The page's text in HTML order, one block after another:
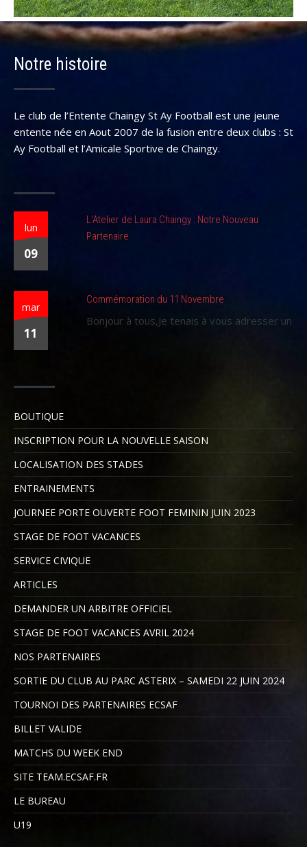
Notre histoire
Le club de l’Entente Chaingy St Ay Football est une jeune
entente née en Aout 2007 de la fusion entre deux clubs : St
Ay Football et l’Amicale Sportive de Chaingy.
lun
09
L’Atelier de Laura Chaingy : Notre Nouveau
Partenaire
mar
11
Commémoration du 11 Novembre
Bonjour à tous,Je tenais à vous adresser un
BOUTIQUE
INSCRIPTION POUR LA NOUVELLE SAISON
LOCALISATION DES STADES
ENTRAINEMENTS
JOURNEE PORTE OUVERTE FOOT FEMININ JUIN 2023
STAGE DE FOOT VACANCES
SERVICE CIVIQUE
ARTICLES
DEMANDER UN ARBITRE OFFICIEL
STAGE DE FOOT VACANCES AVRIL 2024
NOS PARTENAIRES
SORTIE DU CLUB AU PARC ASTERIX – SAMEDI 22 JUIN 2024
TOURNOI DES PARTENAIRES ECSAF
BILLET VALIDE
MATCHS DU WEEK END
SITE TEAM.ECSAF.FR
LE BUREAU
U19